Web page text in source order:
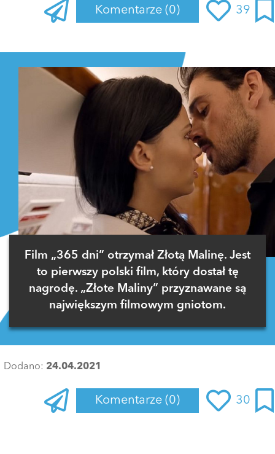
Komentarze (0) 39
Film „365 dni” otrzymał Złotą Malinę. Jest
to pierwszy polski film, który dostał tę
nagrodę. „Złote Maliny” przyznawane są
największym filmowym gniotom.
Dodano: 24.04.2021
Komentarze (0) 30